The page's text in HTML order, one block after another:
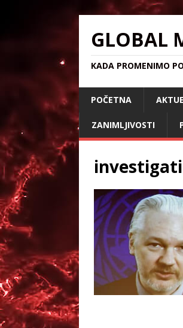
GLOBAL
KADA PROMENIMO
POČETNA
ZANIMLJIVOSTI